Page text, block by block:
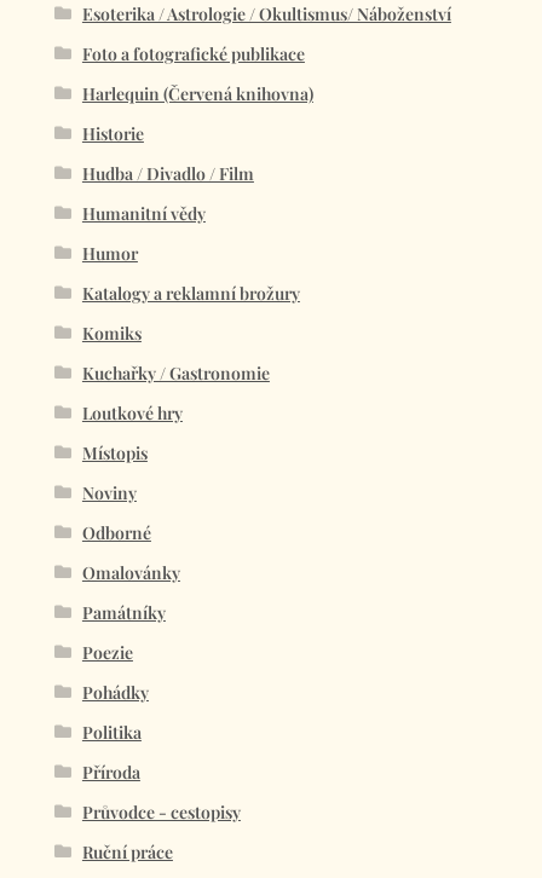
Esoterika / Astrologie / Okultismus/ Náboženství
Foto a fotografické publikace
Harlequin (Červená knihovna)
Historie
Hudba / Divadlo / Film
Humanitní vědy
Humor
Katalogy a reklamní brožury
Komiks
Kuchařky / Gastronomie
Loutkové hry
Místopis
Noviny
Odborné
Omalovánky
Památníky
Poezie
Pohádky
Politika
Příroda
Průvodce - cestopisy
Ruční práce